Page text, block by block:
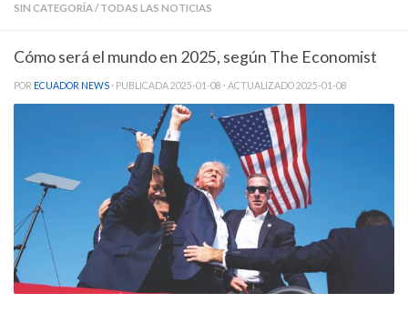
SIN CATEGORÍA/ TODAS LAS NOTICIAS
Cómo será el mundo en 2025, según The Economist
POR ECUADOR NEWS · PUBLICADA2025-01-08 · ACTUALIZADO2025-01-08